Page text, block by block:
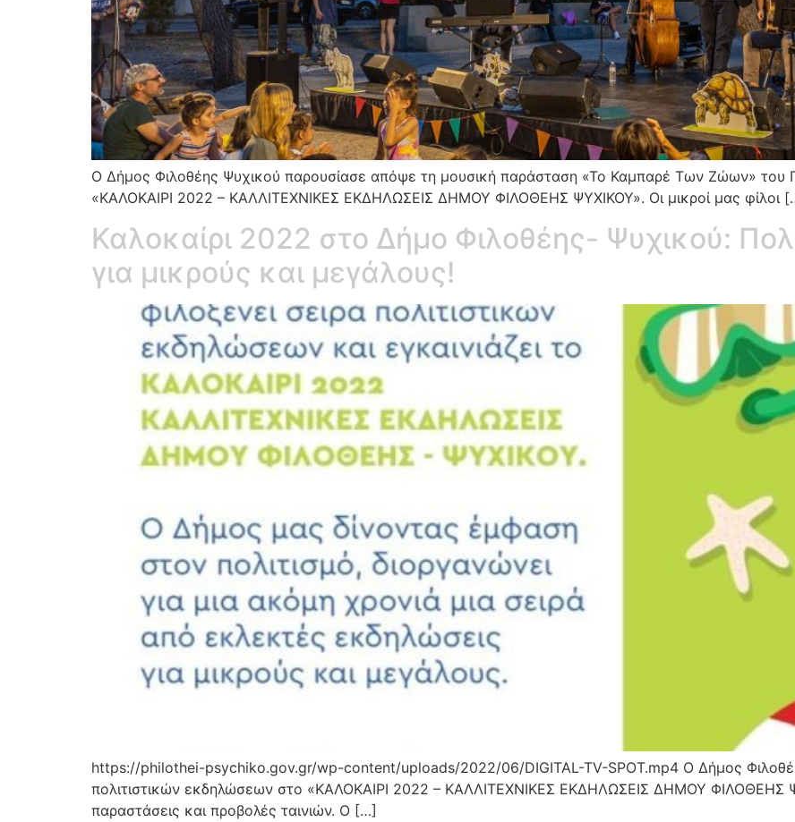
Ο Δήμος Φιλοθέης Ψυχικού παρουσίασε απόψε τη μουσική παράσταση «Το Καμπαρέ Των Ζώων» του
«ΚΑΛΟΚΑΙΡΙ 2022 – ΚΑΛΛΙΤΕΧΝΙΚΕΣ ΕΚΔΗΛΩΣΕΙΣ ΔΗΜΟΥ ΦΙΛΟΘΕΗΣ ΨΥΧΙΚΟΥ». Οι μικροί μας φίλοι
Καλοκαίρι 2022 στο Δήμο Φιλοθέης- Ψυχικού:
για μικρούς και μεγάλους!
https://philothei-psychiko.gov.gr/wp-content/uploads/2022/06/DIGITAL-TV-SPOT.mp4 Ο Δήμος
πολιτιστικών εκδηλώσεων στο «ΚΑΛΟΚΑΙΡΙ 2022 – ΚΑΛΛΙΤΕΧΝΙΚΕΣ ΕΚΔΗΛΩΣΕΙΣ ΔΗΜΟΥ ΦΙΛΟΘΕΗΣ
παραστάσεις και προβολές ταινιών. Ο […]